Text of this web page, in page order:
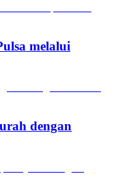
melalui
dengan